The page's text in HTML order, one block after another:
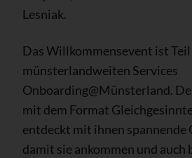
Lesniak.
Das Willkommensevent ist Teil
münsterlandweiten Services
Onboarding@Münsterland.
mit dem Format
entdeckt mit ihnen spannende
damit sie ankommen und auch